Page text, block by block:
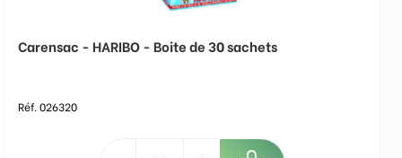
Carensac - HARIBO - Boite de 30 sachets
Réf. 026320